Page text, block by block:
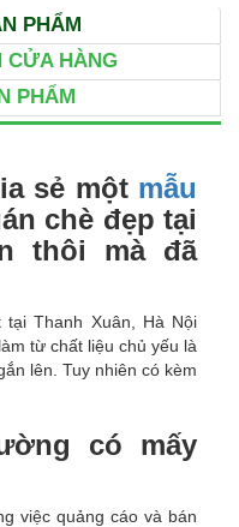
PHẨM
CỬA HÀNG
PHẨM
sẻ một mẫu
chè đẹp tại
thôi mà đã
Thanh Xuân, Hà Nội
từ chất liệu chủ yếu là
lên. Tuy nhiên có kèm
có mấy
việc quảng cáo và bán